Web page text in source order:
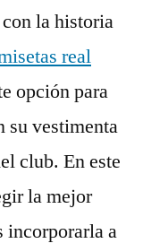
la historia
real
opción para
su vestimenta
club. En este
la mejor
incorporarla a